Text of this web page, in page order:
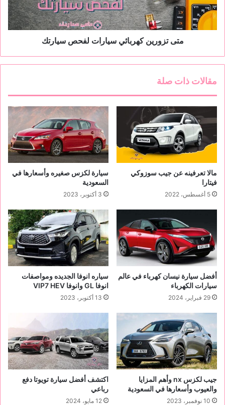
0
8
ر
ي
ن
ا
ي
ا
ر
ل
ف
ح
ص
ا
ر
ت
ك
متى تزورين كهربائي سيارات لفحص سيارتك
مقالات ذات صلة
مالا تعرفينه عن جيب سوزوكي
فيتارا
5 أغسطس، 2022
سيارة لكزس صغيره وأسعارها في
السعودية
3 أكتوبر، 2023
أفضل سيارة نيسان كهرباء في عالم
سيارات الكهرباء
29 فبراير، 2024
سياره انوفا الجديده ومواصفات
انوفا GL وانوفا VIP7 HEV
13 أكتوبر، 2023
جيب لكزس nx وأهم المزايا
والعيوب وأسعارها في السعودية
10 نوفمبر، 2023
اكتشف أفضل سيارة تويوتا دفع
رباعي
12 مايو، 2024